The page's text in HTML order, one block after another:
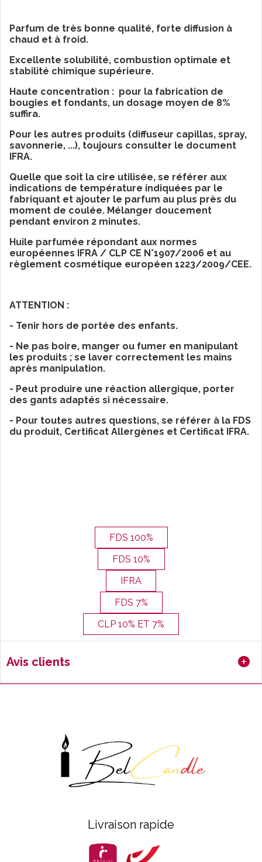
Parfum de très bonne qualité, forte diffusion à
chaud et à froid.
Excellente solubilité, combustion optimale et
stabilité chimique supérieure.
Haute concentration : pour la fabrication de
bougies et fondants, un dosage moyen de 8%
suffira.
Pour les autres produits (diffuseur capillas, spray,
savonnerie, ...), toujours consulter le document
IFRA.
Quelle que soit la cire utilisée, se référer aux
indications de température indiquées par le
fabriquant et ajouter le parfum au plus près du
moment de coulée. Mélanger doucement
pendant environ 2 minutes.
Huile parfumée répondant aux normes
européennes IFRA / CLP CE N°1907/2006 et au
règlement cosmétique européen 1223/2009/CEE.
ATTENTION :
- Tenir hors de portée des enfants.
- Ne pas boire, manger ou fumer en manipulant
les produits ; se laver correctement les mains
après manipulation.
- Peut produire une réaction allergique, porter
des gants adaptés si nécessaire.
- Pour toutes autres questions, se référer à la FDS
du produit, Certificat Allergènes et Certificat IFRA.
FDS 100%
FDS 10%
IFRA
FDS 7%
CLP 10% ET 7%
Avis clients
Livraison rapide